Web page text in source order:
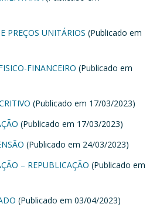
PREÇOS UNITÁRIOS (Publicado em
FINANCEIRO (Publicado em
(Publicado em 17/03/2023)
(Publicado em 17/03/2023)
(Publicado em 24/03/2023)
– REPUBLICAÇÃO (Publicado em
(Publicado em 03/04/2023)